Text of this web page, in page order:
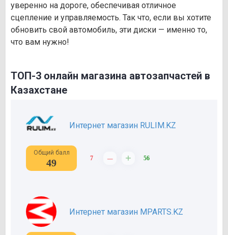
уверенно на дороге, обеспечивая отличное
сцепление и управляемость. Так что, если вы хотите
обновить свой автомобиль, эти диски — именно то,
что вам нужно!
ТОП-3 онлайн магазина автозапчастей в
Казахстане
Интернет магазин RULIM.KZ
Общий балл
49 7 – + 56
Интернет магазин MPARTS.KZ